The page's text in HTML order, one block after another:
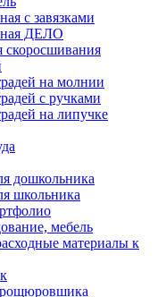
с завязками
ДЕЛО
скоросшивания
на молнии
с ручками
на липучке
дошкольника
школьника
мебель
материалы к